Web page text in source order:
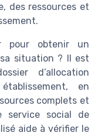
des ressources et
pour obtenir un
situation ? Il est
d’allocation
en
complets et
service social de
aide à vérifier le